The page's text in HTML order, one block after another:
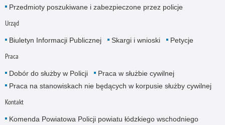
Przedmioty poszukiwane i zabezpieczone przez policje
Urząd
Biuletyn Informacji Publicznej Skargi i wnioski Petycje
Praca
Dobór do służby w Policji
Praca w służbie cywilnej
Praca na stanowiskach nie będących w korpusie służby cywilnej
Kontakt
Komenda Powiatowa Policji powiatu łódzkiego wschodniego